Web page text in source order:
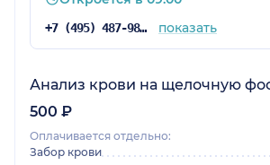
+7 (495) 487-98-92 показать
Анализ крови на щелочную
500 ₽
Оплачивается отдельно:
Забор крови